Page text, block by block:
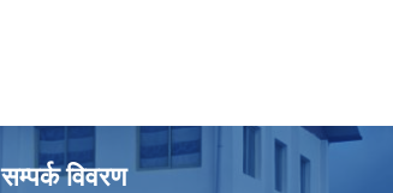
सम्पर्क विवरण